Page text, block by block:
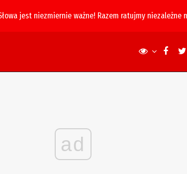
jest niezmiernie ważne! Razem ratujmy niezależne
ad